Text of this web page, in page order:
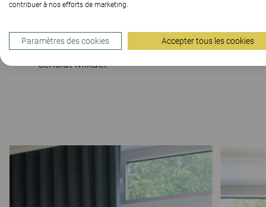
nombreuses années encore.
« Continuer à utiliser des produits déjà fabriqués
durable qui soit. Ce siège a certainement
conclut Mikael.
contribuer à nos efforts de marketing.
Paramètres des cookies Accepter tous les cookies